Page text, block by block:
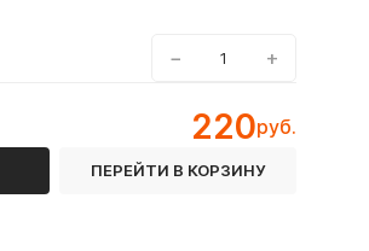
− +
220руб.
ПЕРЕЙТИ В КОРЗИНУ